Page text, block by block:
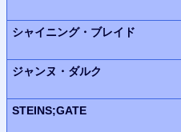
シャイニング・ブレイド
ジャンヌ・ダルク
STEINS;GATE